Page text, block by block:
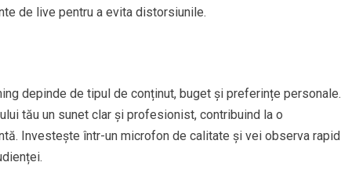
de live pentru a evita distorsiunile.
depinde de tipul de conținut, buget și preferințe personale.
tău un sunet clar și profesionist, contribuind la o
Investește într-un microfon de calitate și vei observa rapid